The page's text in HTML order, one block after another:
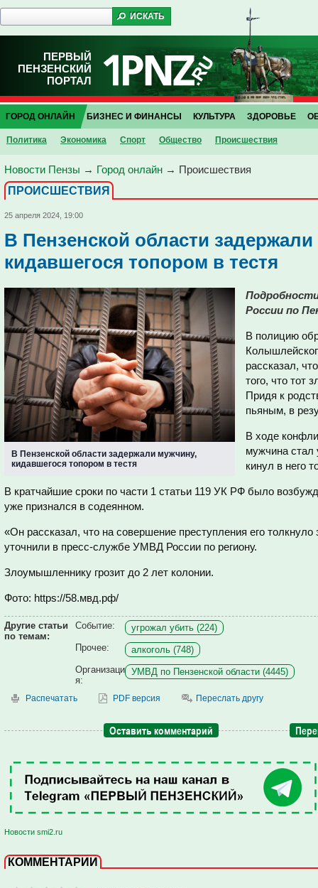
ПЕРВЫЙ
ПЕНЗЕНСКИЙ
ПОРТАЛ
ГОРОД ОНЛАЙН
Политика Экономика Спорт Общество Проиcшествия
БИЗНЕС И ФИНАНСЫ КУЛЬТУРА ЗДОРОВЬЕ
Новости Пензы → Город онлайн → Проиcшествия
ПРОИCШЕСТВИЯ
25 апреля 2024, 19:00
В Пензенской области
кидавшегося топором в тестя
В Пензенской области задержали мужчину,
кидавшегося топором в тестя
России по
В полицию
рассказал,
того, что тот
Придя к
пьяным, в
В ходе
мужчина стал
кинул в него
В кратчайшие сроки по части 1 статьи 119 УК РФ было
уже признался в содеянном.
«Он рассказал, что на совершение преступления его
уточнили в пресс-службе УМВД России по региону.
Злоумышленнику грозит до 2 лет колонии.
Фото: https://58.мвд.рф/
Другие статьи
по темам:
Событие:
угрожал убить (224)
Прочее:
алкоголь (748)
Организаци
я:
УМВД по Пензенской области (4445)
Распечатать PDF версия Переслать другу
Оставить комментарий
Новости smi2.ru
КОММЕНТАРИИ